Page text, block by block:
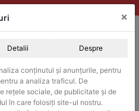
si in sistemul SEAP / SICAP
CAUTARE
×
Detalii Despre
conținutul și anunțurile, pentru
a analiza traficul. De
rețele sociale, de publicitate și de
în care folosiți site-ul nostru.